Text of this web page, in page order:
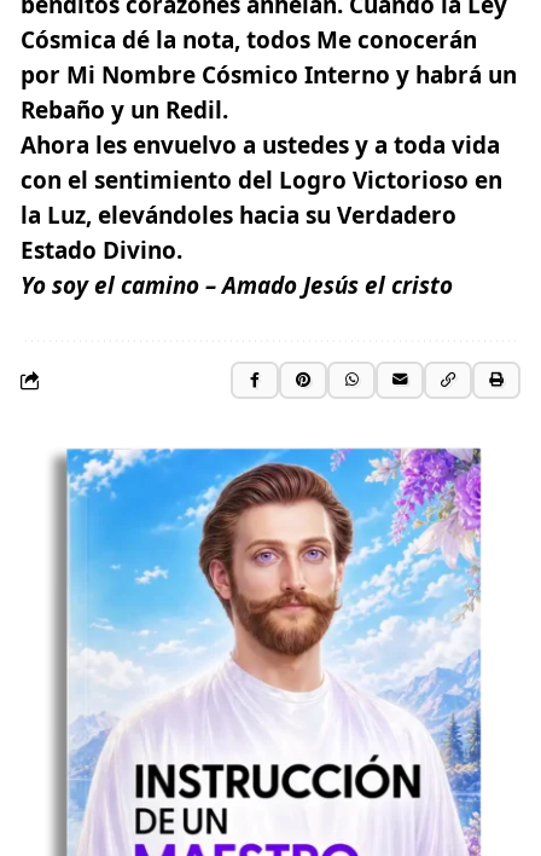
Cósmica dé la nota, todos Me conocerán
por Mi Nombre Cósmico Interno y habrá un
Rebaño y un Redil.
Ahora les envuelvo a ustedes y a toda vida
con el sentimiento del Logro Victorioso en
la Luz, elevándoles hacia su Verdadero
Estado Divino.
Yo soy el camino – Amado Jesús el cristo